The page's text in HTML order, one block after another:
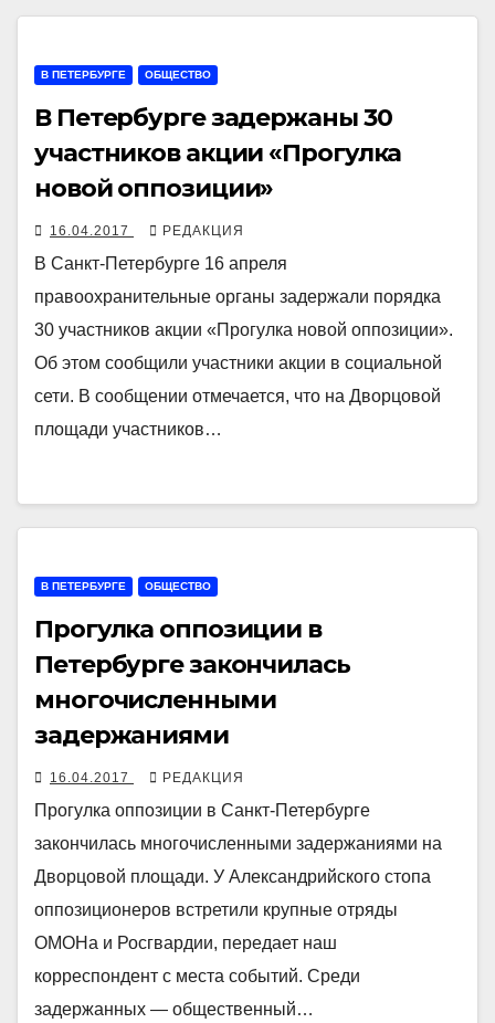
В ПЕТЕРБУРГЕ ОБЩЕСТВО
В Петербурге задержаны 30
участников акции «Прогулка
новой оппозиции»
16.04.2017 РЕДАКЦИЯ
В Санкт-Петербурге 16 апреля
правоохранительные органы задержали порядка
30 участников акции «Прогулка новой оппозиции».
Об этом сообщили участники акции в социальной
сети. В сообщении отмечается, что на Дворцовой
площади участников…
В ПЕТЕРБУРГЕ ОБЩЕСТВО
Прогулка оппозиции в
Петербурге закончилась
многочисленными
задержаниями
16.04.2017 РЕДАКЦИЯ
Прогулка оппозиции в Санкт-Петербурге
закончилась многочисленными задержаниями на
Дворцовой площади. У Александрийского стопа
оппозиционеров встретили крупные отряды
ОМОНа и Росгвардии, передает наш
корреспондент с места событий. Среди
задержанных — общественный…